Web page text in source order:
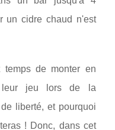
un cidre chaud n'est
de monter en
leur jeu lors de la
liberté, et pourquoi
! Donc, dans cet